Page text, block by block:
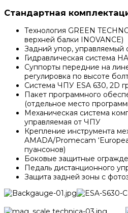
Стандартная
Технология GREEN
верхней балки INOVANCE)
Задний упор, управляемый
Гидравлическая система
Суппорты передние на
регулировка по высоте
Система ЧПУ ESA 630, 2D
Пакет программного
(отдельное место
Механическая система
управляемая от ЧПУ
Крепление инструмента
AMADA/Promecam
пуансонов)
Боковые защитные
Педаль дистанционного
Защита задней зоны с